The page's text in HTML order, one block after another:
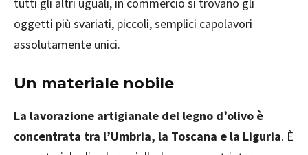
oggetti più svariati, piccoli, semplici capolavori
assolutamente unici.
Un materiale nobile
La lavorazione artigianale del legno d’olivo è
concentrata tra l’Umbria, la Toscana e la Liguria. È